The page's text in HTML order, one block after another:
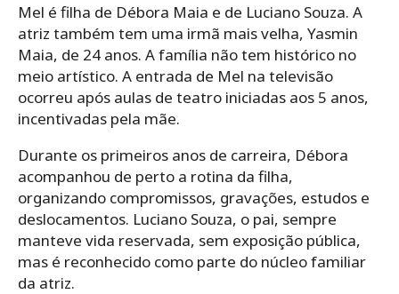
Mel é filha de Débora Maia e de Luciano Souza. A
atriz também tem uma irmã mais velha, Yasmin
Maia, de 24 anos. A família não tem histórico no
meio artístico. A entrada de Mel na televisão
ocorreu após aulas de teatro iniciadas aos 5 anos,
incentivadas pela mãe.
Durante os primeiros anos de carreira, Débora
acompanhou de perto a rotina da filha,
organizando compromissos, gravações, estudos e
deslocamentos. Luciano Souza, o pai, sempre
manteve vida reservada, sem exposição pública,
mas é reconhecido como parte do núcleo familiar
da atriz.